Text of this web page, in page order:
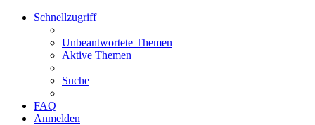
Schnellzugriff
Unbeantwortete Themen
Aktive Themen
Suche
FAQ
Anmelden